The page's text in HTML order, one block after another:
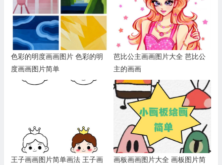
色彩的明度画画图片 色彩的明
度画画图片简单
芭比公主画画图片大全 芭比公
主的画画
王子画画图片简单画法 王子画
画板画画图片大全 画板图片简